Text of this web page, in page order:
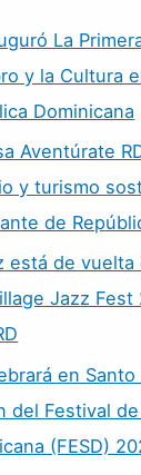
La
y la Cultura
Dominicana
Aventúrate
y turismo
de
está de
Jazz Fest
en
del Festival
(FESD)